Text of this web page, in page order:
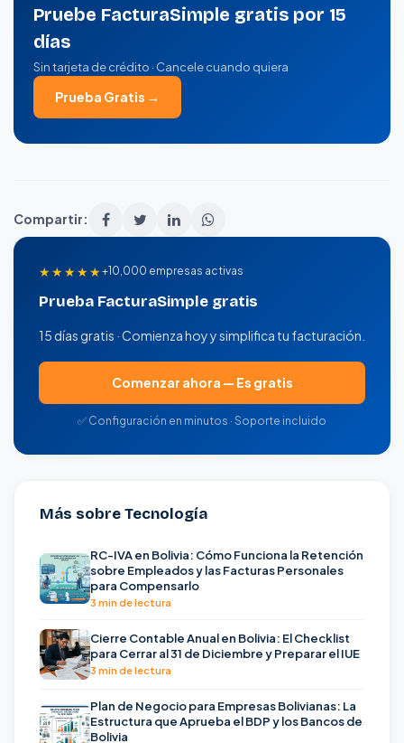
Pruebe FacturaSimple gratis por 15
días
Sin tarjeta de crédito · Cancele cuando quiera
Prueba Gratis →
Compartir:
★★★★★+10,000 empresas activas
Prueba FacturaSimple gratis
15 días gratis · Comienza hoy y simplifica tu facturación.
Comenzar ahora — Es gratis
✅ Configuración en minutos · Soporte incluido
Más sobre Tecnología
RC-IVA en Bolivia: Cómo Funciona la Retención
sobre Empleados y las Facturas Personales
para Compensarlo
3 min de lectura
Cierre Contable Anual en Bolivia: El Checklist
para Cerrar al 31 de Diciembre y Preparar el IUE
3 min de lectura
Plan de Negocio para Empresas Bolivianas: La
Estructura que Aprueba el BDP y los Bancos de
Bolivia